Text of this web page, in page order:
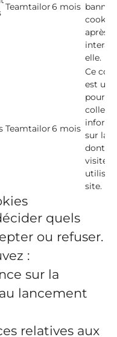
Teamtailor6 mois
cookies
après
elle.
Teamtailor6 mois
Ce
est
pour
sur la
dont
site.
quels
ou refuser.
:
sur la
lancement
relatives aux